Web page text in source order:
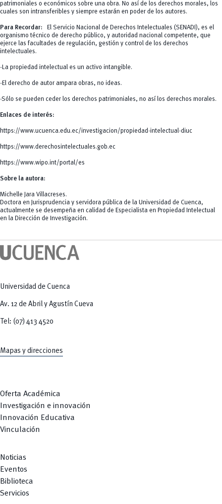
patrimoniales o económicos sobre una obra. No así de los derechos morales, los
cuales son intransferibles y siempre estarán en poder de los autores.
Para Recordar:
El Servicio Nacional de Derechos Intelectuales (SENADI), es el
organismo técnico de derecho público, y autoridad nacional competente, que
ejerce las facultades de regulación, gestión y control de los derechos
intelectuales.
-La propiedad intelectual es un activo intangible.
-El derecho de autor ampara obras, no ideas.
-Sólo se pueden ceder los derechos patrimoniales, no así los derechos morales.
Enlaces de interés:
https://www.ucuenca.edu.ec/investigacion/propiedad-intelectual-diuc
https://www.derechosintelectuales.gob.ec
https://www.wipo.int/portal/es
Sobre la autora:
Michelle Jara Villacreses.
Doctora en Jurisprudencia y servidora pública de la Universidad de Cuenca,
actualmente se desempeña en calidad de Especialista en Propiedad Intelectual
en la Dirección de Investigación.
Universidad de Cuenca
Av. 12 de Abril y Agustín Cueva
Tel: (07) 413 4520
Mapas y direcciones
Oferta Académica
Investigación e innovación
Innovación Educativa
Vinculación
Noticias
Eventos
Biblioteca
Servicios